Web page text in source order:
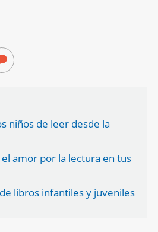
niños de leer desde la
amor por la lectura en tus
libros infantiles y juveniles